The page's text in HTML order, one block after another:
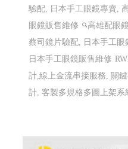
驗配, 日本手工眼鏡專賣,
眼鏡販售維修
高雄配眼
蔡司鏡片驗配, 日本手工
日本手工眼鏡販售維修
計,線上金流串接服務, 關
計, 客製多規格多圖上架